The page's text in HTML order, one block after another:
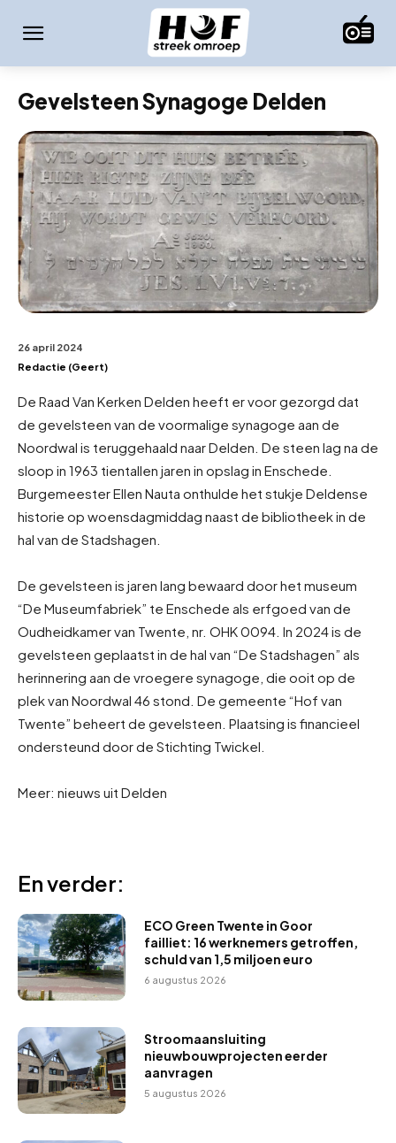
Gevelsteen Synagoge Delden
26 april 2024
Redactie (Geert)
De Raad Van Kerken Delden heeft er voor gezorgd dat
de gevelsteen van de voormalige synagoge aan de
Noordwal is teruggehaald naar Delden. De steen lag na de
sloop in 1963 tientallen jaren in opslag in Enschede.
Burgemeester Ellen Nauta onthulde het stukje Deldense
historie op woensdagmiddag naast de bibliotheek in de
hal van de Stadshagen.
De gevelsteen is jaren lang bewaard door het museum
“De Museumfabriek” te Enschede als erfgoed van de
Oudheidkamer van Twente, nr. OHK 0094. In 2024 is de
gevelsteen geplaatst in de hal van “De Stadshagen” als
herinnering aan de vroegere synagoge, die ooit op de
plek van Noordwal 46 stond. De gemeente “Hof van
Twente” beheert de gevelsteen. Plaatsing is financieel
ondersteund door de Stichting Twickel.
Meer: nieuws uit Delden
En verder:
ECO Green Twente in Goor
failliet: 16 werknemers getroffen,
schuld van 1,5 miljoen euro
6 augustus 2026
Stroomaansluiting
nieuwbouwprojecten eerder
aanvragen
5 augustus 2026